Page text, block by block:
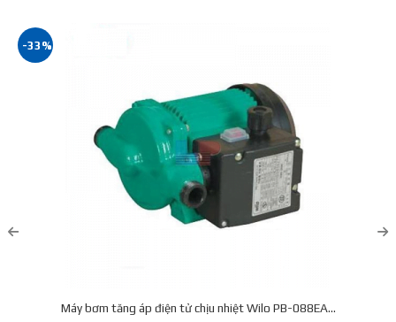
Máy bơm tăng áp điện tử chịu nhiệt Wilo PB-088EA...
-33%